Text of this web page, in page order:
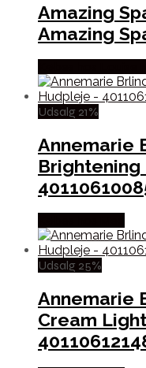
Amazing
Amazing
Udsalg 21%
Annemarie
Udsalg 25%
Annemarie
Cream